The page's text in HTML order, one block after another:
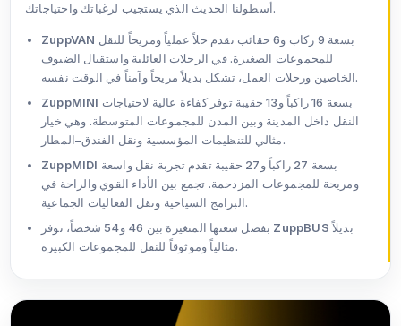
أسطولنا الحديث الذي يستجيب لرغباتك واحتياجاتك.
ZuppVAN
للمجموعات الصغيرة. في الرحلات العائلية واستقبال الضيوف
الخاصين ورحلات العمل، تشكل بديلاً مريحاً وآمناً في الوقت نفسه.
ZuppMINI
النقل داخل المدينة وبين المدن للمجموعات المتوسطة. وهي خيار
مثالي للتنظيمات المؤسسية ونقل الفندق–المطار.
ZuppMIDI
ومريحة للمجموعات المزدحمة. تجمع بين الأداء القوي والراحة في
البرامج السياحية ونقل الفعاليات الجماعية.
ZuppBUSبديلاً
مثالياً وموثوقاً للنقل للمجموعات الكبيرة.